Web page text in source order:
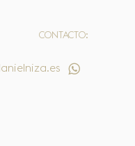
CONTACTO: